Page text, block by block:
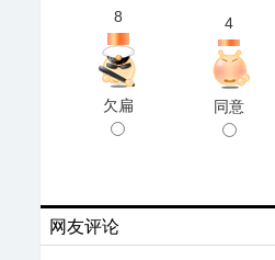
8
欠扁
4
同意
网友评论